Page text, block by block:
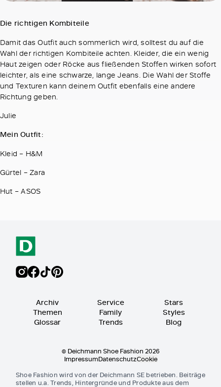
Die richtigen Kombiteile
Damit das Outfit auch sommerlich wird, solltest du auf die
Wahl der richtigen Kombiteile achten. Kleider, die ein wenig
Haut zeigen oder Röcke aus fließenden Stoffen wirken sofort
leichter, als eine schwarze, lange Jeans. Die Wahl der Stoffe
und Texturen kann deinem Outfit ebenfalls eine andere
Richtung geben.
Julie
Mein Outfit:
Kleid – H&M
Gürtel – Zara
Hut – ASOS
Archiv
Themen
Glossar
Service
Family
Trends
Stars
Styles
Blog
© Deichmann Shoe Fashion 2026
ImpressumDatenschutzCookie
Shoe Fashion wird von der Deichmann SE betrieben. Beiträge
stellen u.a. Trends, Hintergründe und Produkte aus dem